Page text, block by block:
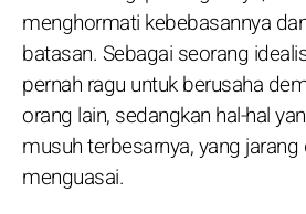
menghormati kebebasannya
batasan. Sebagai seorang
pernah ragu untuk berusaha
orang lain, sedangkan hal-hal
musuh terbesarnya, yang jarang
menguasai.